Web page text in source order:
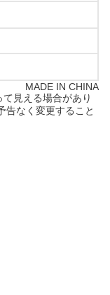
MADE IN CHINA
見える場合があり
告なく変更すること